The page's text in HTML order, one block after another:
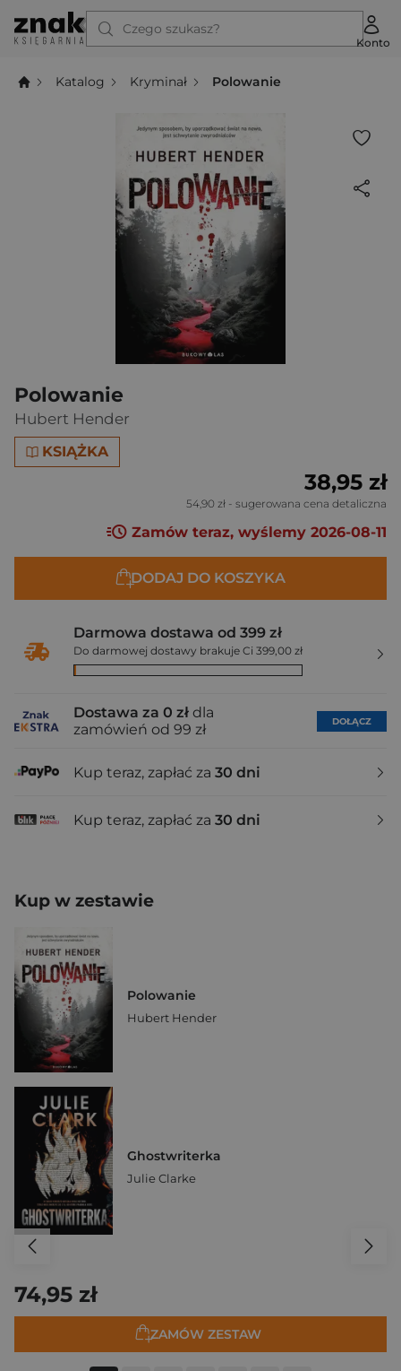
Czego szukasz?
Konto
Katalog Kryminał Polowanie
Polowanie
Hubert Hender
KSIĄŻKA
38,95 zł
54,90 zł - sugerowana cena detaliczna
Zamów teraz, wyślemy 2026-08-11
DODAJ DO KOSZYKA
Darmowa dostawa od 399 zł
Do darmowej dostawy brakuje Ci 399,00 zł
Dostawa za 0 zł dla
zamówień od 99 zł
DOŁĄCZ
Kup teraz, zapłać za 30 dni
Kup teraz, zapłać za 30 dni
Kup w zestawie
Polowanie
Hubert Hender
Ghostwriterka
Julie Clarke
74,95 zł
ZAMÓW ZESTAW